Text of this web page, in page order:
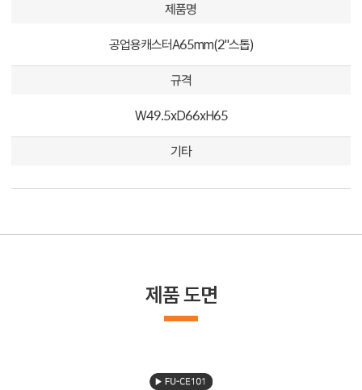
제품명
공업용캐스터A65mm(2"스톱)
규격
W49.5xD66xH65
기타
제품 도면